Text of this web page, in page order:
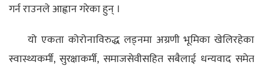
गर्न राउनले आह्वान गरेका हुन् ।
यो एकता कोरोनाविरुद्ध लड्नमा अग्रणी भूमिका खेलिरहेका
स्वास्थ्यकर्मी, सुरक्षाकर्मी, समाजसेवीसहित सबैलाई धन्यवाद समेत